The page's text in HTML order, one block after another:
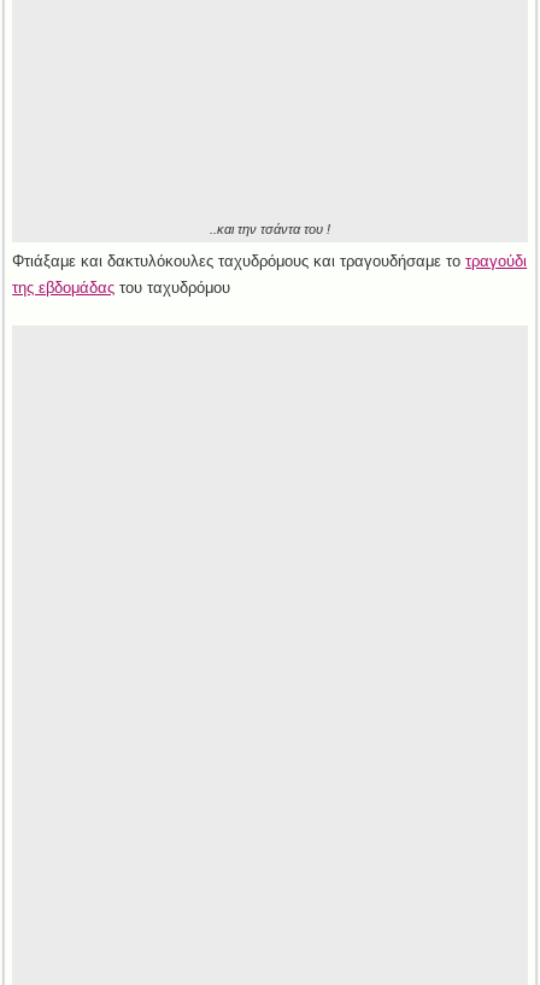
..και την τσάντα του !
Φτιάξαμε και δακτυλόκουλες ταχυδρόμους και τραγουδήσαμε τοτραγούδι
της εβδομάδας του ταχυδρόμου